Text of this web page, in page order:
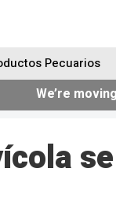
Pecuarios
We’re